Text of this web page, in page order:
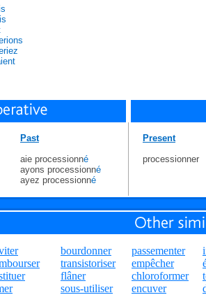
Past
aie processionné
ayons processionné
ayez processionné
Present
processionner
bourdonner
transistoriser
flâner
sous-utiliser
passementer
empêcher
chloroformer
encuver